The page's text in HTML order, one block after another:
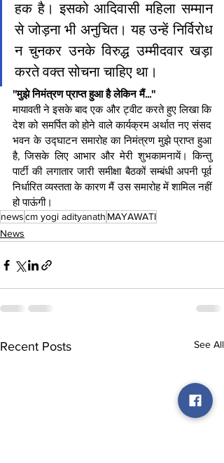
हक है। इसको आदिवासी महिला सम्मान
से जोड़ना भी अनुचित। यह उन्हें निर्विरोध
न चुनकर उनके विरुद्ध उम्मीदवार खड़ा
करते वक्त सोचना चाहिए था।
''मुझे निमंत्रण प्राप्‍त हुआ है लेकिन मैं...''
मायावती ने इसके बाद एक और ट्वीट करते हुए लिखा क‍ि
देश को समर्पित को होने वाले कार्यक्रम अर्थात नए संसद
भवन के उद्घाटन समारोह का निमंत्रण मुझे प्राप्त हुआ
है, जिसके लिए आभार और मेरी शुभकामनायें। किन्तु
पार्टी की लगातार जारी समीक्षा बैठकों सम्बंधी अपनी पूर्व
निर्धारित व्यस्तता के कारण मैं उस समारोह में शामिल नहीं
हो पाऊंगी।
newscm yogi adityanath MAYAWATI
News
Recent Posts See All